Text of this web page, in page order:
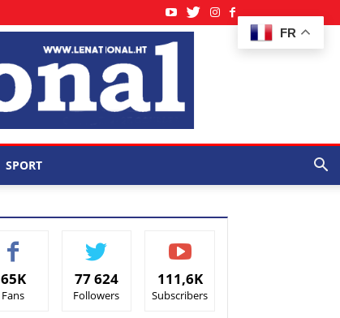
FR
SPORT
65K
Fans
77 624
Followers
111,6K
Subscribers